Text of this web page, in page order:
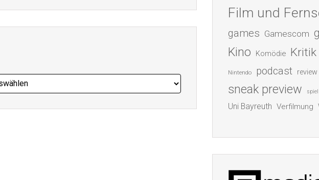
Film und
games Gamescom
Kino Komödie Kritik
Nintendo podcast review
sneak preview spiel
Uni Bayreuth Verfilmung